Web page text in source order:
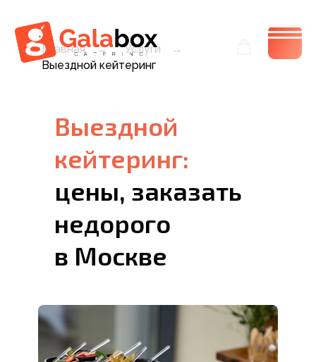
Главная → Услуги
→
Выездной кейтеринг
Выездной
кейтеринг:
цены, заказать
недорого
в Москве